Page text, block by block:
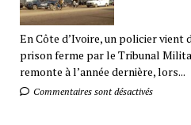
En Côte d’Ivoire, un policier vient
prison ferme par le Tribunal
remonte à l’année dernière, lors...
Commentaires sont désactivés